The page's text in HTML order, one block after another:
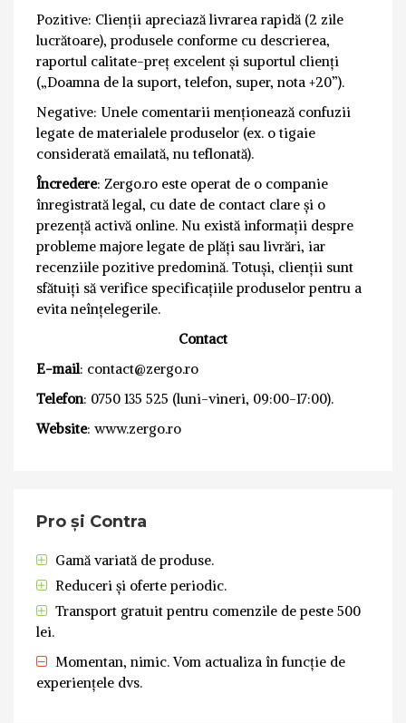
Pozitive: Clienții apreciază livrarea rapidă (2 zile
lucrătoare), produsele conforme cu descrierea,
raportul calitate-preț excelent și suportul clienți
(„Doamna de la suport, telefon, super, nota +20”).
Negative: Unele comentarii menționează confuzii
legate de materialele produselor (ex. o tigaie
considerată emailată, nu teflonată).
Încredere: Zergo.ro este operat de o companie
înregistrată legal, cu date de contact clare și o
prezență activă online. Nu există informații despre
probleme majore legate de plăți sau livrări, iar
recenziile pozitive predomină. Totuși, clienții sunt
sfătuiți să verifice specificațiile produselor pentru a
evita neînțelegerile.
Contact
E-mail: contact@zergo.ro
Telefon: 0750 135 525 (luni-vineri, 09:00-17:00).
Website: www.zergo.ro
Pro și Contra
Gamă variată de produse.
Reduceri și oferte periodic.
Transport gratuit pentru comenzile de peste 500
lei.
Momentan, nimic. Vom actualiza în funcție de
experiențele dvs.